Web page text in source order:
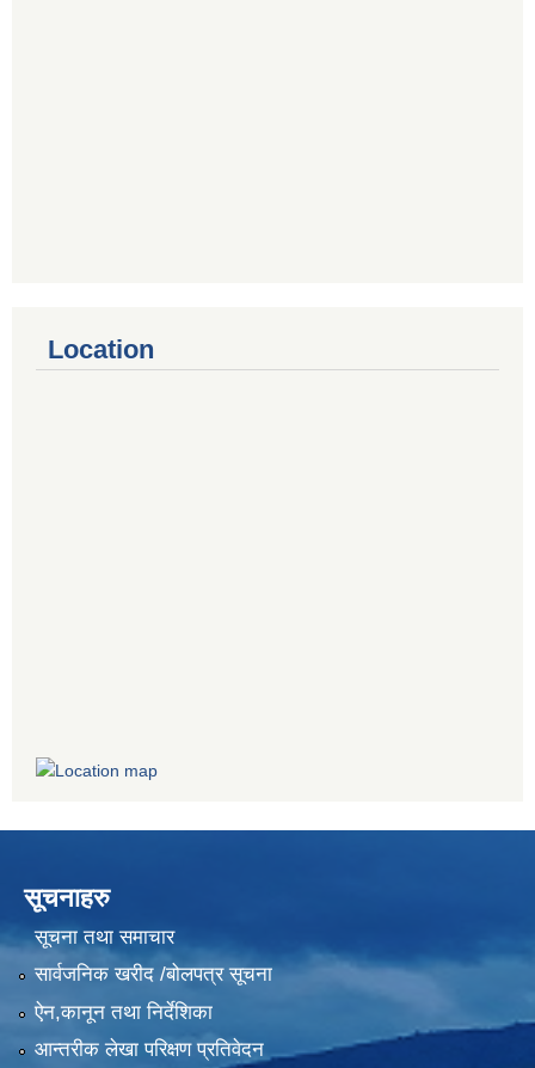
Location
सूचनाहरु
सूचना तथा समाचार
सार्वजनिक खरीद /बोलपत्र सूचना
ऐन,कानून तथा निर्देशिका
आन्तरीक लेखा परिक्षण प्रतिवेदन